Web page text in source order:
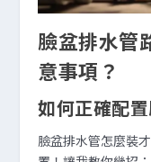
臉盆排水管
意事項？
如何正確配
臉盆排水管怎麼裝